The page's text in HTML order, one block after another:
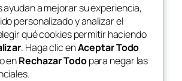
Diseñado conWordPress
ayudan a mejorar su experiencia,
personalizado y analizar el
qué cookies permitir haciendo
. Haga clic enAceptar Todo
enRechazar Todopara negar las